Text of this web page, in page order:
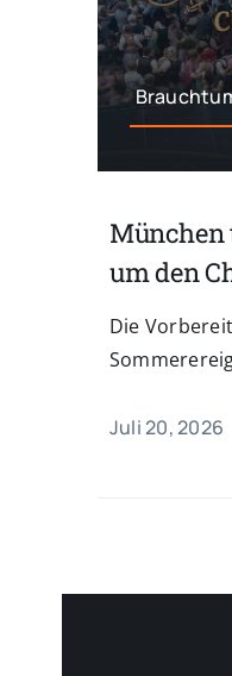
München
um den
Die
Juli 20, 2026